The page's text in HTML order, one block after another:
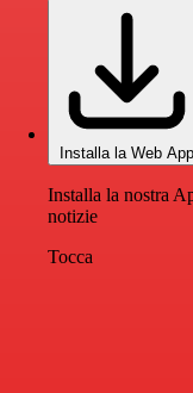
Installa la Web App
Installa la nostra
notizie
Tocca